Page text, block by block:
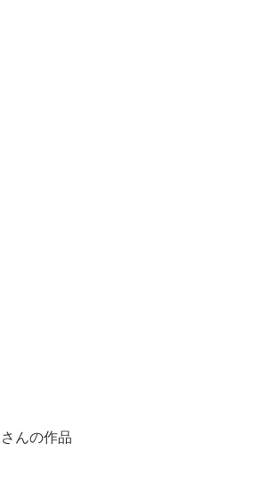
んの作品